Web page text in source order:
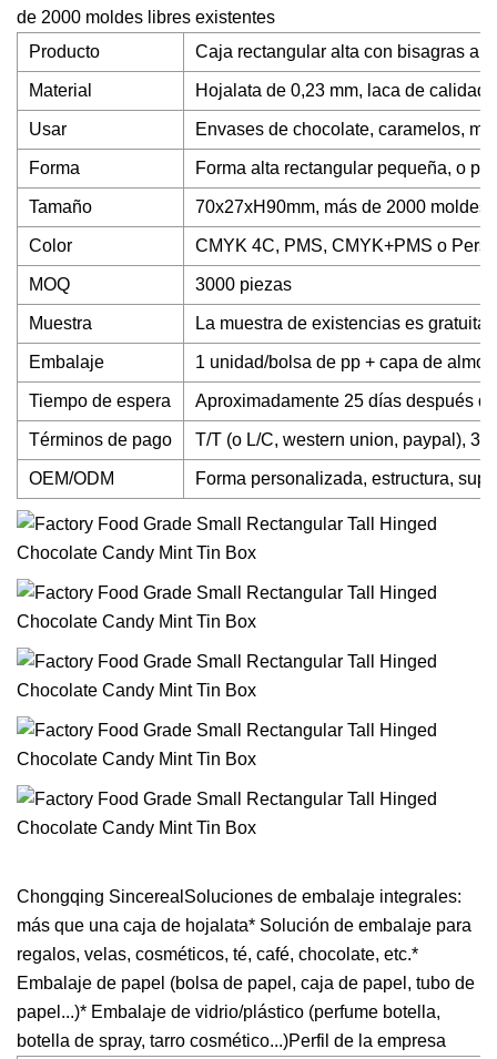
de 2000 moldes libres existentes
Producto
Caja rectangular alta con bisagras
Material Hojalata de 0,23 mm, laca de calidad
Usar Envases de chocolate, caramelos,
Forma Forma alta rectangular pequeña, o
Tamaño 70x27xH90mm, más de 2000 moldes
Color CMYK 4C, PMS, CMYK+PMS o
MOQ 3000 piezas
Muestra La muestra de existencias es
Embalaje 1 unidad/bolsa de pp + capa de
Tiempo de espera Aproximadamente 25 días después
Términos de pago T/T (o L/C, western union, paypal),
OEM/ODM Forma personalizada, estructura,
Chongqing SincerealSoluciones de embalaje integrales:
más que una caja de hojalata* Solución de embalaje para
regalos, velas, cosméticos, té, café, chocolate, etc.*
Embalaje de papel (bolsa de papel, caja de papel, tubo de
papel...)* Embalaje de vidrio/plástico (perfume botella,
botella de spray, tarro cosmético...)Perfil de la empresa